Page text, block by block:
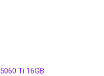
Ti 16GB